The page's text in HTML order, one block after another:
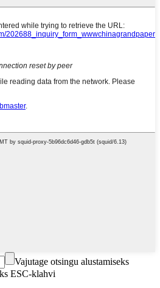
Vajutage otsingu alustamiseks
ESC-klahvi